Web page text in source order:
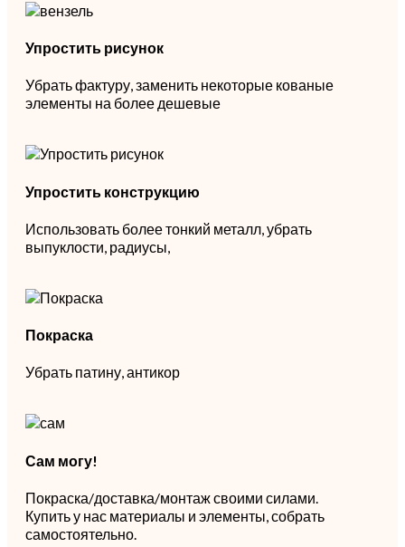
Упростить рисунок
Убрать фактуру, заменить некоторые кованые
элементы на более дешевые
Упростить конструкцию
Использовать более тонкий металл, убрать
выпуклости, радиусы,
Покраска
Убрать патину, антикор
Сам могу!
Покраска/доставка/монтаж своими силами.
Купить у нас материалы и элементы, собрать
самостоятельно.